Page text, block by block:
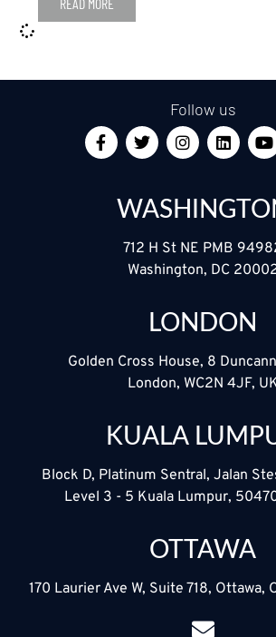
Follow us
712 H St NE PMB
Washington, DC
LONDON
Golden Cross House, 8
London, WC2N 4JF,
KUALA
Block D, Platinum Sentral, Jalan
Level 3 - 5 Kuala Lumpur,
OTTAWA
170 Laurier Ave W, Suite 718, Ottawa,